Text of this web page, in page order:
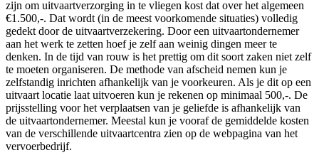
zijn om uitvaartverzorging in te vliegen kost dat over het algemeen
€1.500,-. Dat wordt (in de meest voorkomende situaties) volledig
gedekt door de uitvaartverzekering. Door een uitvaartondernemer
aan het werk te zetten hoef je zelf aan weinig dingen meer te
denken. In de tijd van rouw is het prettig om dit soort zaken niet zelf
te moeten organiseren. De methode van afscheid nemen kun je
zelfstandig inrichten afhankelijk van je voorkeuren. Als je dit op een
uitvaart locatie laat uitvoeren kun je rekenen op minimaal 500,-. De
prijsstelling voor het verplaatsen van je geliefde is afhankelijk van
de uitvaartondernemer. Meestal kun je vooraf de gemiddelde kosten
van de verschillende uitvaartcentra zien op de webpagina van het
vervoerbedrijf.